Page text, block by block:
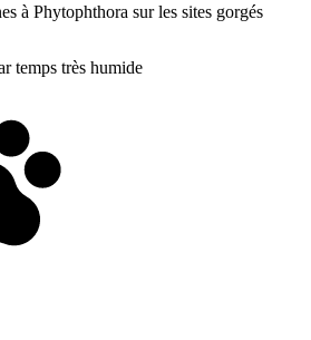
à Phytophthora sur les sites gorgés
temps très humide